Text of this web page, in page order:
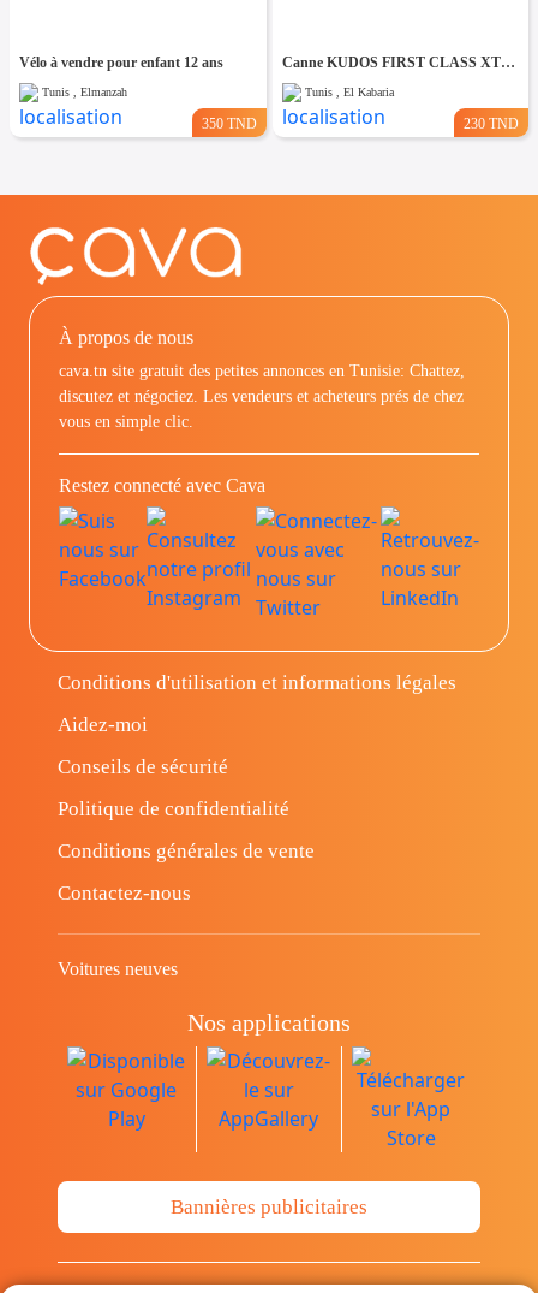
Vélo à vendre pour enfant 12 ans
Tunis , Elmanzah
350 TND
Canne KUDOS FIRST CLASS XTR 4.50 m
Tunis , El Kabaria
230 TND
À propos de nous
cava.tn site gratuit des petites annonces en Tunisie: Chattez,
discutez et négociez. Les vendeurs et acheteurs prés de chez
vous en simple clic.
Restez connecté avec Cava
Conditions d'utilisation et informations légales
Aidez-moi
Conseils de sécurité
Politique de confidentialité
Conditions générales de vente
Contactez-nous
Voitures neuves
Nos applications
Bannières publicitaires